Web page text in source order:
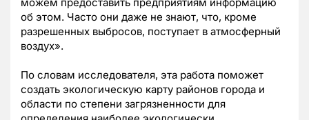
можем предоставить предприятиям информацию
об этом. Часто они даже не знают, что, кроме
разрешенных выбросов, поступает в атмосферный
воздух».
По словам исследователя, эта работа поможет
создать экологическую карту районов города и
области по степени загрязненности для